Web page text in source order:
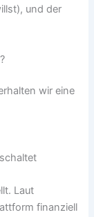
und der
wir eine
Laut
finanziell